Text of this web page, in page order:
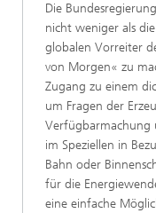
Die
nicht weniger als
globalen Vorreiter
von Morgen« zu
Zugang zu einem
um Fragen der
Verfügbarmachung
im Speziellen in
Bahn oder
für die
eine einfache